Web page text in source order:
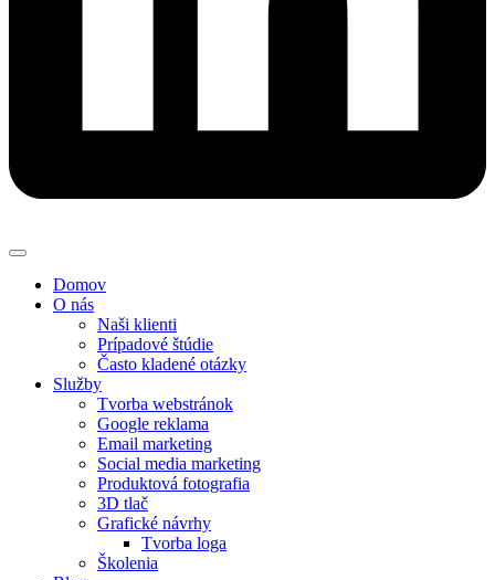
Domov
O nás
Naši klienti
Prípadové štúdie
Často kladené otázky
Služby
Tvorba webstránok
Google reklama
Email marketing
Social media marketing
Produktová fotografia
3D tlač
Grafické návrhy
Tvorba loga
Školenia